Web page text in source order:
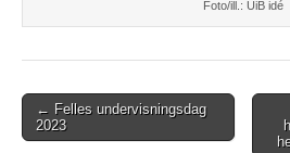
Foto/ill.: UiB idé
Post
navigation
← Felles undervisningsdag
2023